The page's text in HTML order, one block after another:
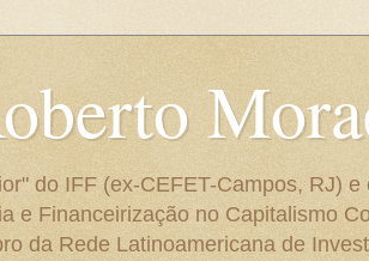
do IFF (ex-CEFET-Campos, RJ)
e Financeirização no Capitalismo
da Rede Latinoamericana de